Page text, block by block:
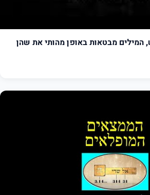
מבטאות באופן מהותי את שהן